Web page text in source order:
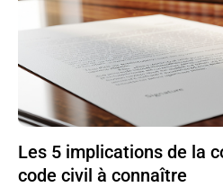
Les 5 implications de la
code civil à connaître